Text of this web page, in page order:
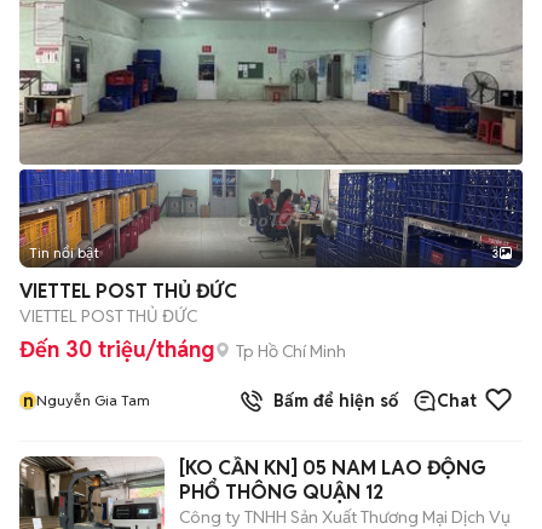
Tin nổi bật 3
VIETTEL POST THỦ ĐỨC
VIETTEL POST THỦ ĐỨC
Đến 30 triệu/tháng Tp Hồ Chí Minh
nNguyễn Gia Tam Bấm để hiện số Chat
[KO CẦN KN] 05 NAM LAO ĐỘNG
PHỔ THÔNG QUẬN 12
Công ty TNHH Sản Xuất Thương Mại Dịch Vụ